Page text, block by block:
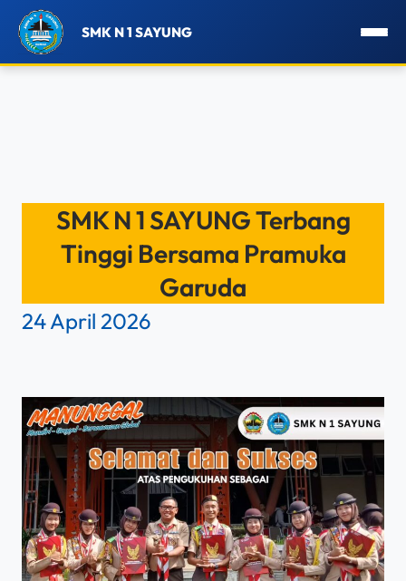
SMK N 1 SAYUNG
SMK N 1 SAYUNG Terbang
Tinggi Bersama Pramuka
Garuda
24 April 2026